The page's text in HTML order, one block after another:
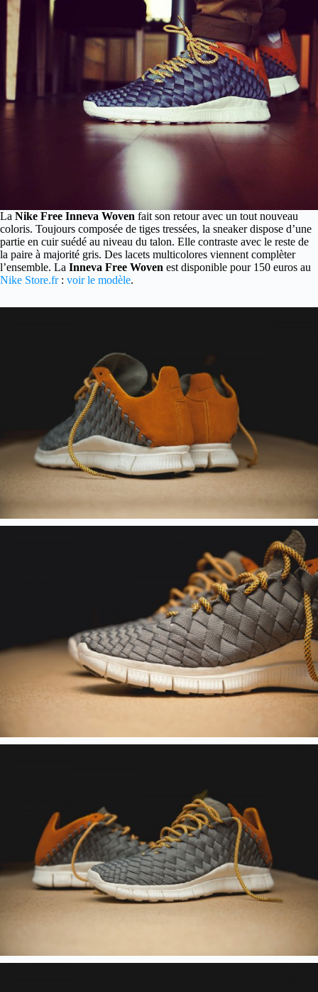
La Nike Free Inneva Woven fait son retour avec un tout nouveau
coloris. Toujours composée de tiges tressées, la sneaker dispose d’une
partie en cuir suédé au niveau du talon. Elle contraste avec le reste de
la paire à majorité gris. Des lacets multicolores viennent complèter
l’ensemble. La Inneva Free Woven est disponible pour 150 euros au
Nike Store.fr: voir le modèle.